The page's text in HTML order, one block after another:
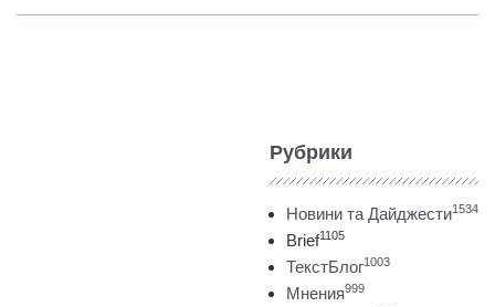
Рубрики
Новини та Дайджести1534
Brief1105
ТекстБлог1003
Мнения999